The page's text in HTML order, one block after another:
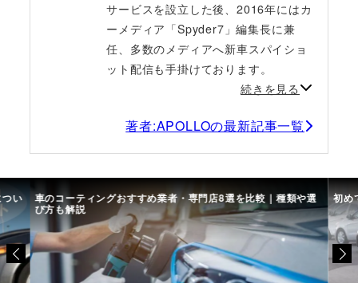
サービスを設立した後、2016年にはカ
ーメディア「Spyder7」編集長に兼
任、多数のメディアへ新車スパイショ
ット配信も手掛けております。
続きを見る
著者:APOLLOの最新記事一覧
い 車のコーティングおすすめ業者・専門店8選を比較｜種類や選
び方も解説
初め